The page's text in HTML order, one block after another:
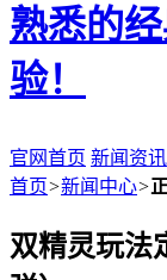
熟悉的
验！
官网首页 新闻资讯
首页>新闻中心>
双精灵玩法